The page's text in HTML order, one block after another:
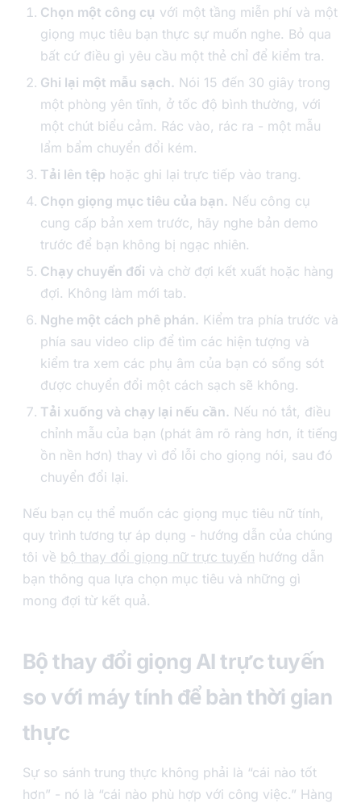
Chọn một công cụ với một tầng miễn phí và một
giọng mục tiêu bạn thực sự muốn nghe. Bỏ qua
bất cứ điều gì yêu cầu một thẻ chỉ để kiểm tra.
Ghi lại một mẫu sạch. Nói 15 đến 30 giây trong
một phòng yên tĩnh, ở tốc độ bình thường, với
một chút biểu cảm. Rác vào, rác ra - một mẫu
lẩm bẩm chuyển đổi kém.
Tải lên tệp hoặc ghi lại trực tiếp vào trang.
Chọn giọng mục tiêu của bạn. Nếu công cụ
cung cấp bản xem trước, hãy nghe bản demo
trước để bạn không bị ngạc nhiên.
Chạy chuyển đổi và chờ đợi kết xuất hoặc hàng
đợi. Không làm mới tab.
Nghe một cách phê phán. Kiểm tra phía trước và
phía sau video clip để tìm các hiện tượng và
kiểm tra xem các phụ âm của bạn có sống sót
được chuyển đổi một cách sạch sẽ không.
Tải xuống và chạy lại nếu cần. Nếu nó tắt, điều
chỉnh mẫu của bạn (phát âm rõ ràng hơn, ít tiếng
ồn nền hơn) thay vì đổ lỗi cho giọng nói, sau đó
chuyển đổi lại.
Nếu bạn cụ thể muốn các giọng mục tiêu nữ tính,
quy trình tương tự áp dụng - hướng dẫn của chúng
tôi về bộ thay đổi giọng nữ trực tuyến hướng dẫn
bạn thông qua lựa chọn mục tiêu và những gì
mong đợi từ kết quả.
Bộ thay đổi giọng AI trực tuyến
so với máy tính để bàn thời gian
thực
Sự so sánh trung thực không phải là “cái nào tốt
hơn” - nó là “cái nào phù hợp với công việc.” Hàng